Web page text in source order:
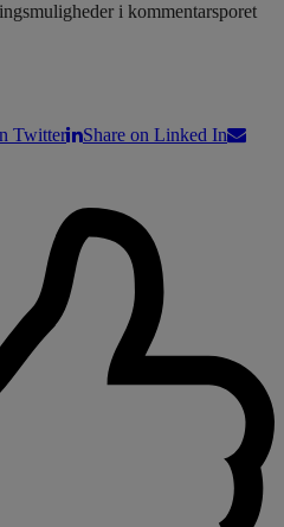
i kommentarsporet
Twitter
Share on Linked In